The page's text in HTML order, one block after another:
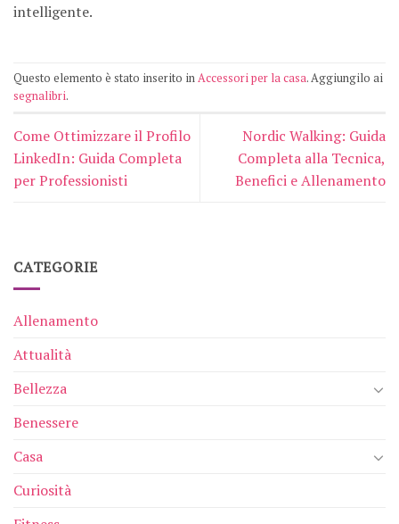
intelligente.
Questo elemento è stato inserito inAccessori per la casa. Aggiungilo ai
segnalibri.
Come Ottimizzare il Profilo
LinkedIn: Guida Completa
per Professionisti
Nordic Walking: Guida
Completa alla Tecnica,
Benefici e Allenamento
CATEGORIE
Allenamento
Attualità
Bellezza
Benessere
Casa
Curiosità